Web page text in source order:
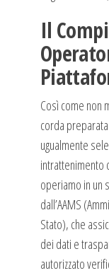
Il
Così come non
corda
ugualmente
intrattenimento
operiamo in un
dall’AAMS
Stato), che
dei dati e
autorizzato